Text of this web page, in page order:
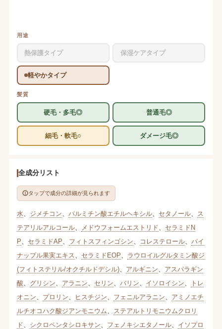
用途
熱保護タイプ 保湿ケアタイプ
軽やかタイプ
髪質
硬毛・多毛◎ 普通毛◎
細毛・軟毛○ ダメージ毛◎
全成分リスト
タップで成分の詳細が見られます
水 ジメチコン パルミチン酸エチルヘキシル、 セタノール、
ス
テアリルアルコール、 メドウフォームエストリド
セラミドN
P
セラミドAP フィトスフィンゴシン コレステロール、 パイ
ナップル果実エキス
セラミドEOP
ラウロイルグルタミン酸ジ
(フィトステリル/オクチルドデシル)、 アルギニン
アスパラギン
酸
グリシン アラニン セリン バリン イソロイシン
トレ
オニン
プロリン ヒスチジン フェニルアラニン
アミノエチ
ルチオコハク酸ジアンモニウム
ステアルトリモニウムクロリ
ド
シクロペンタシロキサン フェノキシエタノール、 イソプロ